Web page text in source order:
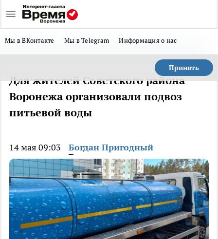
Мы в ВКонтакте Мы в Telegram Информация о нас
Принять
Для жителей Советского района
Воронежа организовали подвоз
питьевой воды
14 мая 09:03 Богдан Пригодный